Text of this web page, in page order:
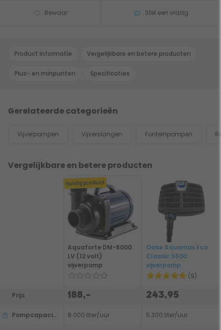
Bewaar Stel een vraag
Product informatie Vergelijkbare en betere producten
Plus- en minpunten Specificaties
Gerelateerde categorieën
Vijverpompen Vijverslangen Fonteinpompen
Vergelijkbare en betere producten
Prijs
Pompcapaciteit
huidig product
Aquaforte DM-8000
LV (12 volt)
vijverpomp
188,-
8.000 liter/uur
Oase Aquamax Eco
Classic 5500
vijverpomp
(9)
243,95
5.300 liter/uur